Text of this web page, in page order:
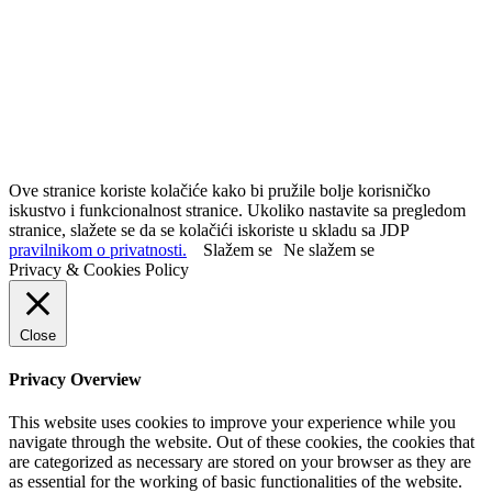
Ove stranice koriste kolačiće kako bi pružile bolje korisničko
iskustvo i funkcionalnost stranice. Ukoliko nastavite sa pregledom
stranice, slažete se da se kolačići iskoriste u skladu sa JDP
pravilnikom o privatnosti.
Slažem se Ne slažem se
Privacy & Cookies Policy
Close
Privacy Overview
This website uses cookies to improve your experience while you
navigate through the website. Out of these cookies, the cookies that
are categorized as necessary are stored on your browser as they are
as essential for the working of basic functionalities of the website.